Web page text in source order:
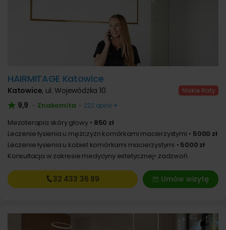
HAIRMITAGE Katowice
Katowice, ul. Wojewódzka 10
9,9 • Znakomita • 222 opinii
Mezoterapia skóry głowy
850 zł
Leczenie łysienia u mężczyzn komórkami macierzystymi
5000 zł
Leczenie łysienia u kobiet komórkami macierzystymi
5000 zł
Konsultacja w zakresie medycyny estetycznej zadzwoń
Umów wizytę
32 433 36 89